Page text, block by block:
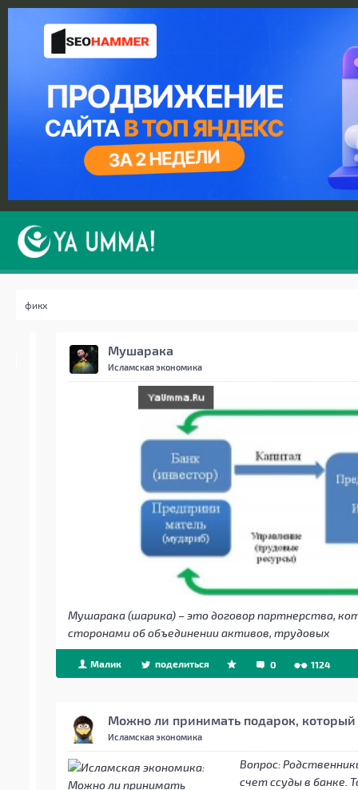
Мушарака
Исламская экономика
Мушарака (шарика) – это договор партнерства,
сторонами об объединении активов, трудовых
Малик поделиться 0 1124
Можно ли принимать подарок,
Исламская экономика
Вопрос:
счет ссуды в банке.